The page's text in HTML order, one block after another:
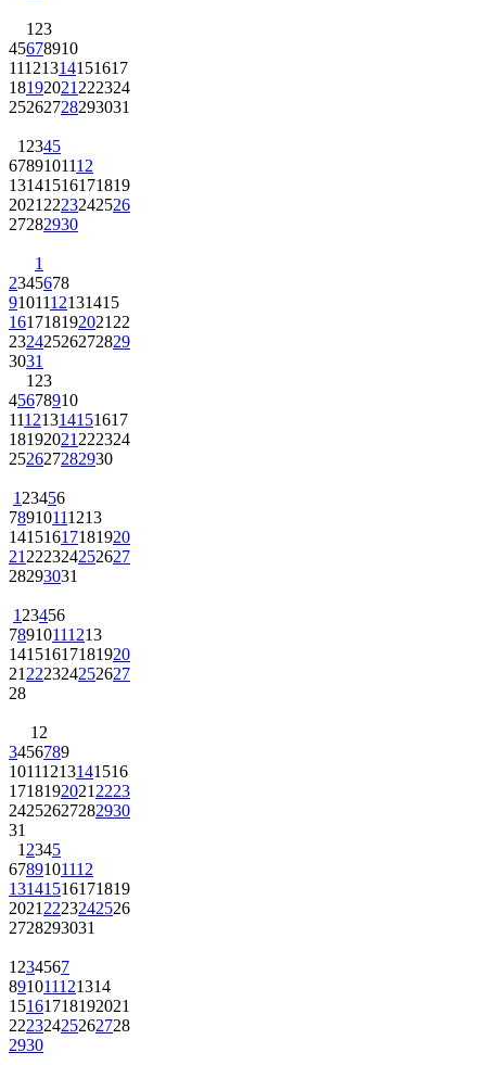
1 23
45678910
11121314151617
18192021 222324
25262728293031
1 2345
6789101112
13141516171819
2021 2223242526
27282930
1
2345678
9101112131415
161718192021 22
23242526272829
3031
1 23
45678910
11121314151617
18192021 222324
252627282930
1 23456
78910111213
14151617181920
21 222324252627
28293031
1 23456
78910111213
14151617181920
21 222324252627
28
1 2
3456789
10111213141516
1718192021 2223
24252627282930
31
1 2345
6789101112
13141516171819
2021 2223242526
2728293031
1 234567
891011121314
15161718192021
22232425262728
2930